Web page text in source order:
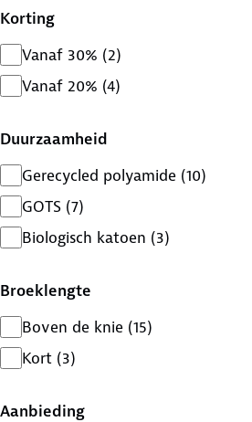
Korting
Vanaf 30% (2)
Vanaf 20% (4)
Duurzaamheid
Gerecycled polyamide (10)
GOTS (7)
Biologisch katoen (3)
Broeklengte
Boven de knie (15)
Kort (3)
Aanbieding